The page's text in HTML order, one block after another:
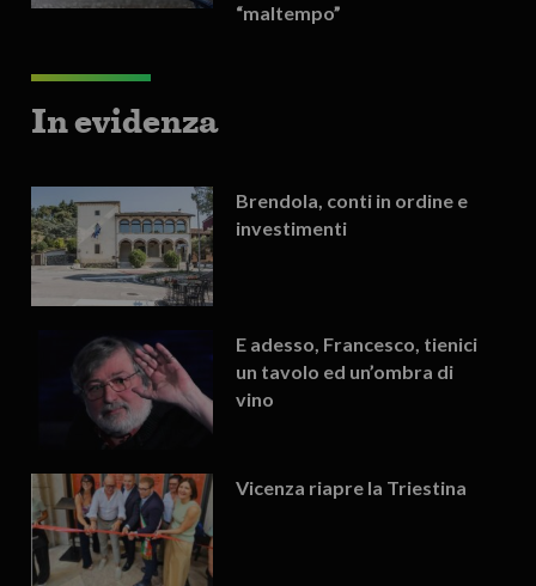
“maltempo”
In evidenza
Brendola, conti in ordine e
investimenti
E adesso, Francesco, tienici
un tavolo ed un’ombra di
vino
Vicenza riapre la Triestina